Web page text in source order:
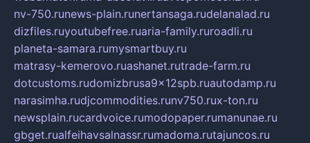
nv-750.runews-plain.runertansaga.rudelanalad.ru
dizfiles.ruyoutubefree.ruaria-family.ruroadli.ru
planeta-samara.rumysmartbuy.ru
matrasy-kemerovo.ruashanet.rutrade-farm.ru
dotcustoms.rudomizbrusa9x12spb.ruautodamp.ru
narasimha.rudjcommodities.runv750.rux-ton.ru
newsplain.rucardvoice.rumodopaper.rumanunae.ru
gbget.rualfeihavsalnassr.rumadoma.rutajuncos.ru